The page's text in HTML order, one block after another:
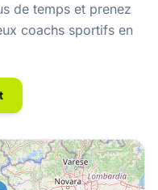
de temps et prenez
coachs sportifs en